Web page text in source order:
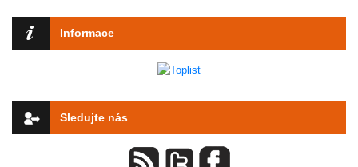
Informace
Sledujte nás